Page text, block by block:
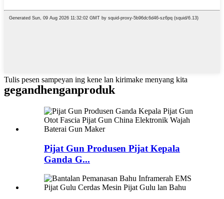
Tulis pesen sampeyan ing kene lan kirimake menyang kita
gegandhenganproduk
Pijat Gun Produsen Pijat Kepala
Ganda G...